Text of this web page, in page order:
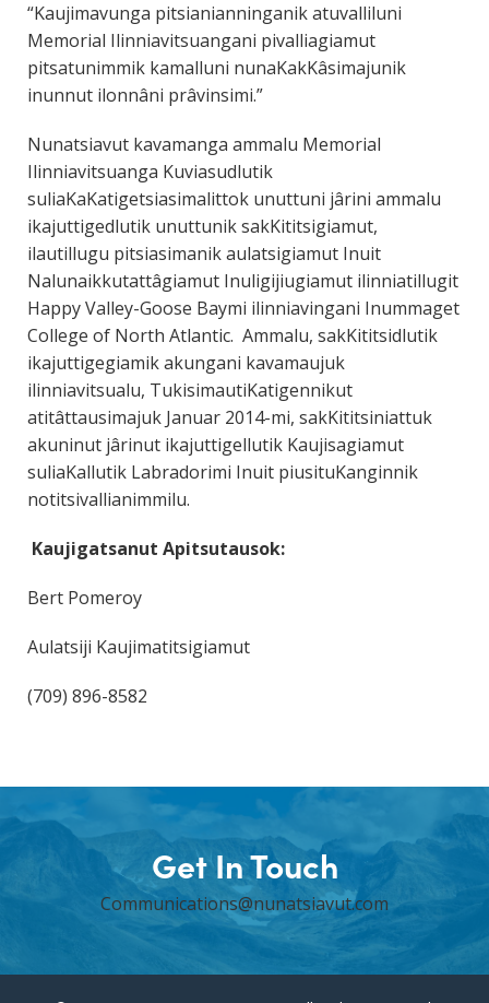
“Kaujimavunga pitsianianninganik atuvalliluni
Memorial Ilinniavitsuangani pivalliagiamut
pitsatunimmik kamalluni nunaKakKâsimajunik
inunnut ilonnâni prâvinsimi.”
Nunatsiavut kavamanga ammalu Memorial
Ilinniavitsuanga Kuviasudlutik
suliaKaKatigetsiasimalittok unuttuni jârini ammalu
ikajuttigedlutik unuttunik sakKititsigiamut,
ilautillugu pitsiasimanik aulatsigiamut Inuit
Nalunaikkutattâgiamut Inuligijiugiamut ilinniatillugit
Happy Valley-Goose Baymi ilinniavingani Inummaget
College of North Atlantic. Ammalu, sakKititsidlutik
ikajuttigegiamik akungani kavamaujuk
ilinniavitsualu, TukisimautiKatigennikut
atitâttausimajuk Januar 2014-mi, sakKititsiniattuk
akuninut jârinut ikajuttigellutik Kaujisagiamut
suliaKallutik Labradorimi Inuit piusituKanginnik
notitsivallianimmilu.
Kaujigatsanut Apitsutausok:
Bert Pomeroy
Aulatsiji Kaujimatitsigiamut
(709) 896-8582
Get In Touch
Communications@nunatsiavut.com